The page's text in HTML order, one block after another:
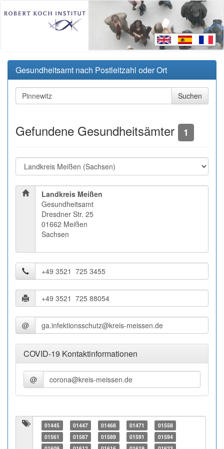
Gesundheitsamt nach Postleitzahl oder Ort
Gefundene Gesundheitsämter 1
Landkreis Meißen
Gesundheitsamt
Dresdner Str. 25
01662 Meißen
Sachsen
@
COVID-19 Kontaktinformationen
@
01445 01447 01468 01471
01558
01561
01587 01589 01591
01594